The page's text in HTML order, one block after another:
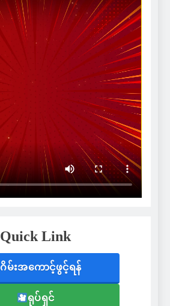
Quick Link
ဂိမ်းအကောင့်ဖွင့်ရန်
ရုပ်ရှင်